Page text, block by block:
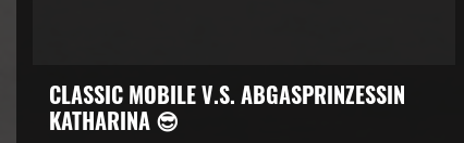
CLASSIC MOBILE V.S. ABGASPRINZESSIN
KATHARINA 😎